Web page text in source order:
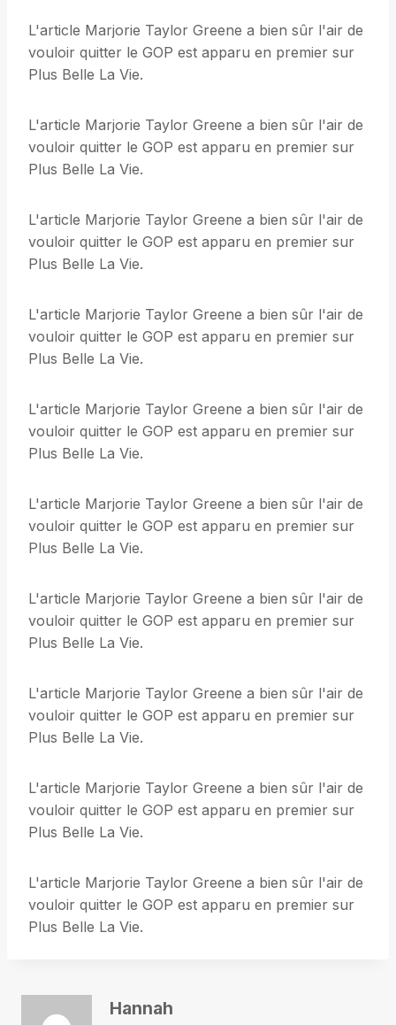
L'article Marjorie Taylor Greene a bien sûr l'air de
vouloir quitter le GOP est apparu en premier sur
Plus Belle La Vie.
L'article Marjorie Taylor Greene a bien sûr l'air de
vouloir quitter le GOP est apparu en premier sur
Plus Belle La Vie.
L'article Marjorie Taylor Greene a bien sûr l'air de
vouloir quitter le GOP est apparu en premier sur
Plus Belle La Vie.
L'article Marjorie Taylor Greene a bien sûr l'air de
vouloir quitter le GOP est apparu en premier sur
Plus Belle La Vie.
L'article Marjorie Taylor Greene a bien sûr l'air de
vouloir quitter le GOP est apparu en premier sur
Plus Belle La Vie.
L'article Marjorie Taylor Greene a bien sûr l'air de
vouloir quitter le GOP est apparu en premier sur
Plus Belle La Vie.
L'article Marjorie Taylor Greene a bien sûr l'air de
vouloir quitter le GOP est apparu en premier sur
Plus Belle La Vie.
L'article Marjorie Taylor Greene a bien sûr l'air de
vouloir quitter le GOP est apparu en premier sur
Plus Belle La Vie.
L'article Marjorie Taylor Greene a bien sûr l'air de
vouloir quitter le GOP est apparu en premier sur
Plus Belle La Vie.
L'article Marjorie Taylor Greene a bien sûr l'air de
vouloir quitter le GOP est apparu en premier sur
Plus Belle La Vie.
Hannah